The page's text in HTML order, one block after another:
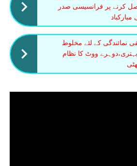
کرنے پر فرانسیسی صدر
نمائندگی کے لئے مخلوط
ووٹ کا نظام